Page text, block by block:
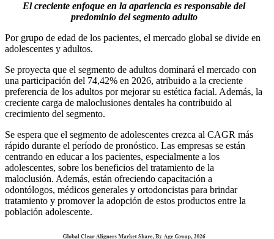
El creciente enfoque en la apariencia es responsable del
predominio del segmento adulto
Por grupo de edad de los pacientes, el mercado global se divide en
adolescentes y adultos.
Se proyecta que el segmento de adultos dominará el mercado con
una participación del 74,42% en 2026, atribuido a la creciente
preferencia de los adultos por mejorar su estética facial. Además, la
creciente carga de maloclusiones dentales ha contribuido al
crecimiento del segmento.
Se espera que el segmento de adolescentes crezca al CAGR más
rápido durante el período de pronóstico. Las empresas se están
centrando en educar a los pacientes, especialmente a los
adolescentes, sobre los beneficios del tratamiento de la
maloclusión. Además, están ofreciendo capacitación a
odontólogos, médicos generales y ortodoncistas para brindar
tratamiento y promover la adopción de estos productos entre la
población adolescente.